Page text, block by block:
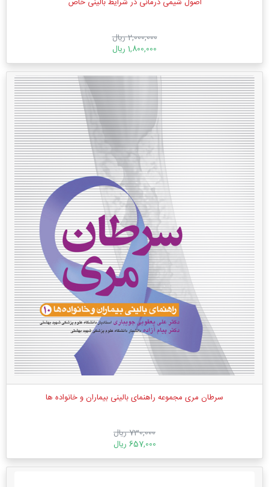
2,000,000 ریال
1,800,000 ریال
سرطان مری مجموعه راهنمای بالینی بیماران و خانواده ها
730,000 ریال
657,000 ریال